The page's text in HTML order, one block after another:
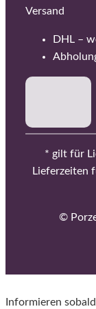
Versand
DHL –
* gilt für
Lieferzeiten
©
Informieren